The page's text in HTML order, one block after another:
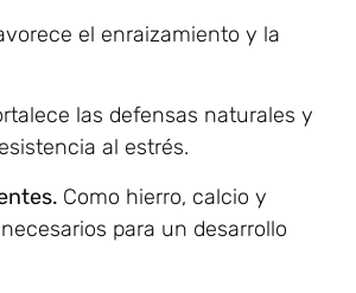
el enraizamiento y la
las defensas naturales y
al estrés.
Como hierro, calcio y
para un desarrollo